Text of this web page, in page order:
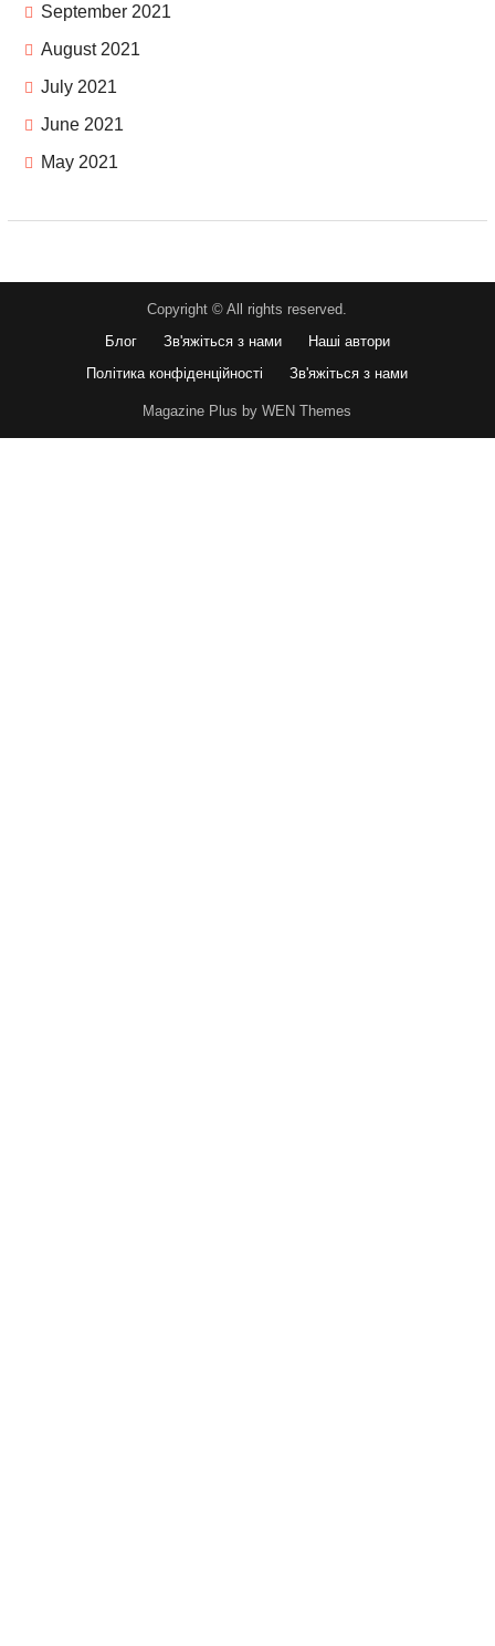
September 2021
August 2021
July 2021
June 2021
May 2021
Copyright © All rights reserved.
Блог
Зв'яжіться з нами
Наші автори
Політика конфіденційності
Зв'яжіться з нами
Magazine Plus by WEN Themes